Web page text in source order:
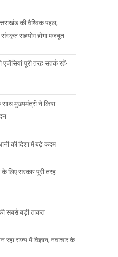
की वैश्विक पहल,
सहयोग होगा मजबूत
पूरी तरह सतर्क रहें-
साथ मुख्यमंत्री ने किया
की दिशा में बढ़े कदम
लिए सरकार पूरी तरह
सबसे बड़ी ताकत
रहा राज्य में विज्ञान, नवाचार के